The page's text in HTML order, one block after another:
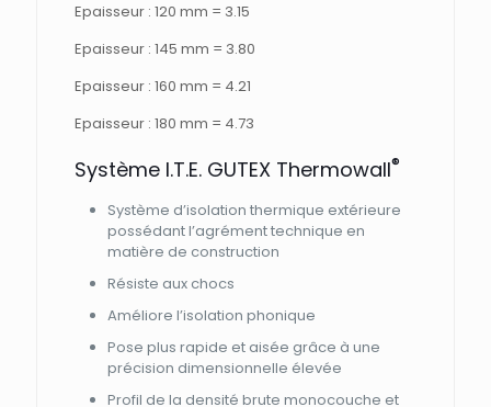
Epaisseur : 120 mm = 3.15
Epaisseur : 145 mm = 3.80
Epaisseur : 160 mm = 4.21
Epaisseur : 180 mm = 4.73
Système I.T.E. GUTEX Thermowall®
Système d’isolation thermique extérieure
possédant l’agrément technique en
matière de construction
Résiste aux chocs
Améliore l’isolation phonique
Pose plus rapide et aisée grâce à une
précision dimensionnelle élevée
Profil de la densité brute monocouche et